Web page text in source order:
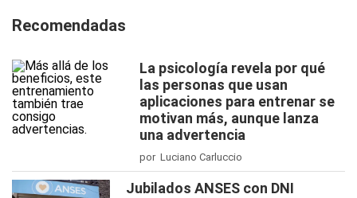
Recomendadas
La psicología revela por qué
las personas que usan
aplicaciones para entrenar se
motivan más, aunque lanza
una advertencia
por Luciano Carluccio
Jubilados ANSES con DNI